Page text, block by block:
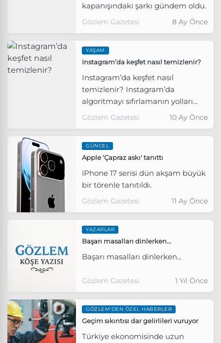
kapanışındaki şarkı gündem oldu.
Gözlem Gazetesi 8 Ay Önce
YAŞAM
Instagram’da keşfet nasıl temizlenir?
Instagram’da keşfet nasıl
temizlenir? Instagram’da
algoritmayı sıfırlamanın yolları
neler?
Gözlem Gazetesi 10 Ay Önce
GÜNCEL
Apple 'Çapraz askı' tanıttı
iPhone 17 serisi dün akşam büyük
bir törenle tanıtıldı.
Gözlem Gazetesi 11 Ay Önce
YAZARLAR
Başarı masalları dinlerken...
Başarı masalları dinlerken...
Gözlem Gazetesi 1 Yıl Önce
GÖZLEM'DEN ÖZEL HABERLER
Geçim sıkıntısı dar gelirlileri vuruyor
Türkiye ekonomisinde uzun